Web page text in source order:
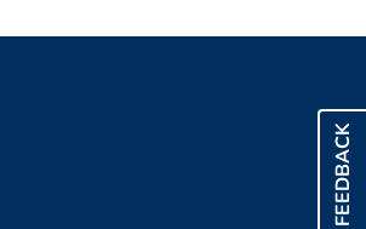
FEEDBACK